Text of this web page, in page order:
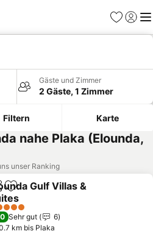
Favoriten
Gäste und Zimmer
2 Gäste, 1 Zimmer
Filtern Karte
nahe Plaka (Elounda,
unser Ranking
Zu Favoriten hinzufügen
Gulf Villas &
sehen
Sehr gut
6
km bis Plaka